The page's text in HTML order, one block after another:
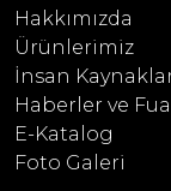
Hakkımızda
Ürünlerimiz
İnsan
Haberler ve
E-Katalog
Foto Galeri